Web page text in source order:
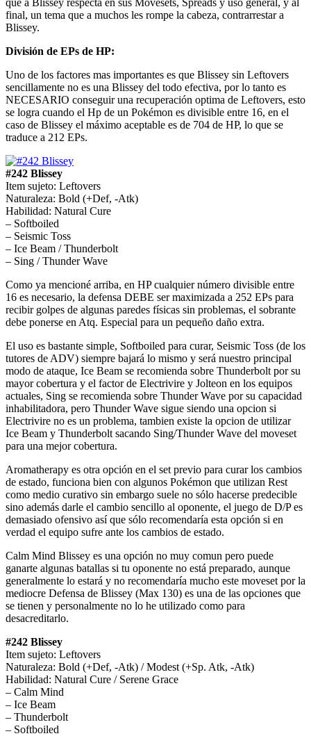
final, un tema que a muchos les rompe la cabeza, contrarrestar a
Blissey.
División de EPs de HP:
Uno de los factores mas importantes es que Blissey sin Leftovers
sencillamente no es una Blissey del todo efectiva, por lo tanto es
NECESARIO conseguir una recuperación optima de Leftovers, esto
se logra cuando el Hp de un Pokémon es divisible entre 16, en el
caso de Blissey el máximo aceptable es de 704 de HP, lo que se
traduce a 212 EPs.
#242 Blissey
Item sujeto: Leftovers
Naturaleza: Bold (+Def, -Atk)
Habilidad: Natural Cure
– Softboiled
– Seismic Toss
– Ice Beam / Thunderbolt
– Sing / Thunder Wave
Como ya mencioné arriba, en HP cualquier número divisible entre
16 es necesario, la defensa DEBE ser maximizada a 252 EPs para
recibir golpes de algunas paredes físicas sin problemas, el sobrante
debe ponerse en Atq. Especial para un pequeño daño extra.
El uso es bastante simple, Softboiled para curar, Seismic Toss (de los
tutores de ADV) siempre bajará lo mismo y será nuestro principal
modo de ataque, Ice Beam se recomienda sobre Thunderbolt por su
mayor cobertura y el factor de Electrivire y Jolteon en los equipos
actuales, Sing se recomienda sobre Thunder Wave por su capacidad
inhabilitadora, pero Thunder Wave sigue siendo una opcion si
Electrivire no es un problema, tambien existe la opcion de utilizar
Ice Beam y Thunderbolt sacando Sing/Thunder Wave del moveset
para una mejor cobertura.
Aromatherapy es otra opción en el set previo para curar los cambios
de estado, funciona bien con algunos Pokémon que utilizan Rest
como medio curativo sin embargo suele no sólo hacerse predecible
sino además darle el cambio sencillo al oponente, el juego de D/P es
demasiado ofensivo así que sólo recomendaría esta opción si en
verdad el equipo sufre ante los cambios de estado.
Calm Mind Blissey es una opción no muy comun pero puede
ganarte algunas batallas si tu oponente no está preparado, aunque
generalmente lo estará y no recomendaría mucho este moveset por la
mediocre Defensa de Blissey (Max 130) es una de las opciones que
se tienen y personalmente no lo he utilizado como para
desacreditarlo.
#242 Blissey
Item sujeto: Leftovers
Naturaleza: Bold (+Def, -Atk) / Modest (+Sp. Atk, -Atk)
Habilidad: Natural Cure / Serene Grace
– Calm Mind
– Ice Beam
– Thunderbolt
– Softboiled